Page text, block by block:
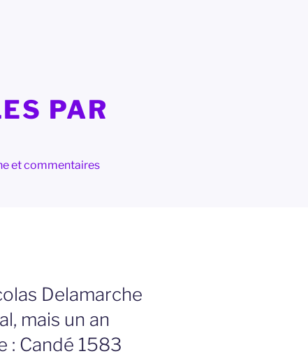
PAR
et commentaires
Delamarche
mais un an
: Candé 1583